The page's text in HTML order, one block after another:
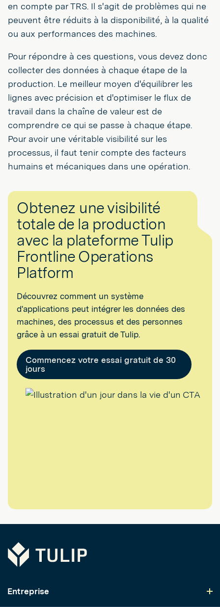
en compte par TRS. Il s'agit de problèmes qui ne
peuvent être réduits à la disponibilité, à la qualité
ou aux performances des machines.
Pour répondre à ces questions, vous devez donc
collecter des données à chaque étape de la
production. Le meilleur moyen d'équilibrer les
lignes avec précision et d'optimiser le flux de
travail dans la chaîne de valeur est de
comprendre ce qui se passe à chaque étape.
Pour avoir une véritable visibilité sur les
processus, il faut tenir compte des facteurs
humains et mécaniques dans une opération.
Obtenez une visibilité
totale de la production
avec la plateforme Tulip
Frontline Operations
Platform
Découvrez comment un système
d'applications peut intégrer les données des
machines, des processus et des personnes
grâce à un essai gratuit de Tulip.
Commencez votre essai gratuit de 30
jours
Tulip
Entreprise